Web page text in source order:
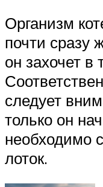
Организм
почти сразу
он захочет в
следует
только он
необходимо
лоток.